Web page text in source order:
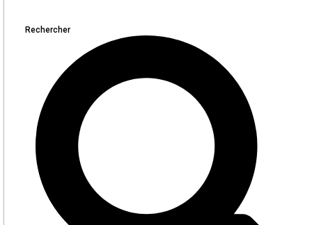
Rechercher